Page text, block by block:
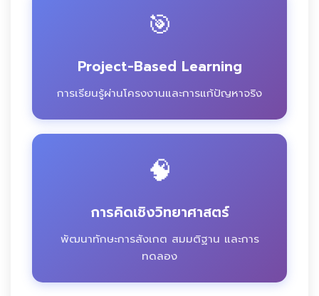
🎯
Project-Based Learning
การเรียนรู้ผ่านโครงงานและการแก้ปัญหาจริง
🧠
การคิดเชิงวิทยาศาสตร์
พัฒนาทักษะการสังเกต สมมติฐาน และการ
ทดลอง